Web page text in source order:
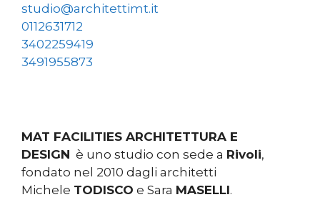
studio@architettimt.it
0112631712
3402259419
3491955873
MAT FACILITIES ARCHITETTURA E
DESIGN è uno studio con sede a Rivoli,
fondato nel 2010 dagli architetti
Michele TODISCO e Sara MASELLI.